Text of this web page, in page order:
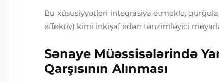
Bu xüsusiyyətləri inteqrasiya etməklə,
effektiv) kimi inkişaf edən tənzimləyici
Sənaye Müəssisələrində
Qarşısının Alınması